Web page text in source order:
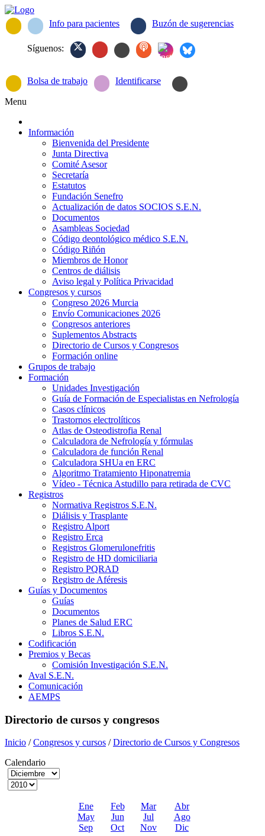
Info para pacientes Buzón de sugerencias
Síguenos:
Bolsa de trabajo Identificarse
Menu
Información
Bienvenida del Presidente
Junta Directiva
Comité Asesor
Secretaría
Estatutos
Fundación Senefro
Actualización de datos SOCIOS S.E.N.
Documentos
Asambleas Sociedad
Código deontológico médico S.E.N.
Código Riñón
Miembros de Honor
Centros de diálisis
Aviso legal y Política Privacidad
Congresos y cursos
Congreso 2026 Murcia
Envío Comunicaciones 2026
Congresos anteriores
Suplementos Abstracts
Directorio de Cursos y Congresos
Formación online
Grupos de trabajo
Formación
Unidades Investigación
Guía de Formación de Especialistas en Nefrología
Casos clínicos
Trastornos electrolíticos
Atlas de Osteodistrofia Renal
Calculadora de Nefrología y fórmulas
Calculadora de función Renal
Calculadora SHUa en ERC
Algoritmo Tratamiento Hiponatremia
Vídeo - Técnica Astudillo para retirada de CVC
Registros
Normativa Registros S.E.N.
Diálisis y Trasplante
Registro Alport
Registro Erca
Registros Glomerulonefritis
Registro de HD domiciliaria
Registro PQRAD
Registro de Aféresis
Guías y Documentos
Guías
Documentos
Planes de Salud ERC
Libros S.E.N.
Codificación
Premios y Becas
Comisión Investigación S.E.N.
Aval S.E.N.
Comunicación
AEMPS
Directorio de cursos y congresos
Inicio /Congresos y cursos /Directorio de Cursos y Congresos
Calendario
Ene Feb Mar
Abr
May
Jun Jul
Ago
Sep
Oct Nov Dic